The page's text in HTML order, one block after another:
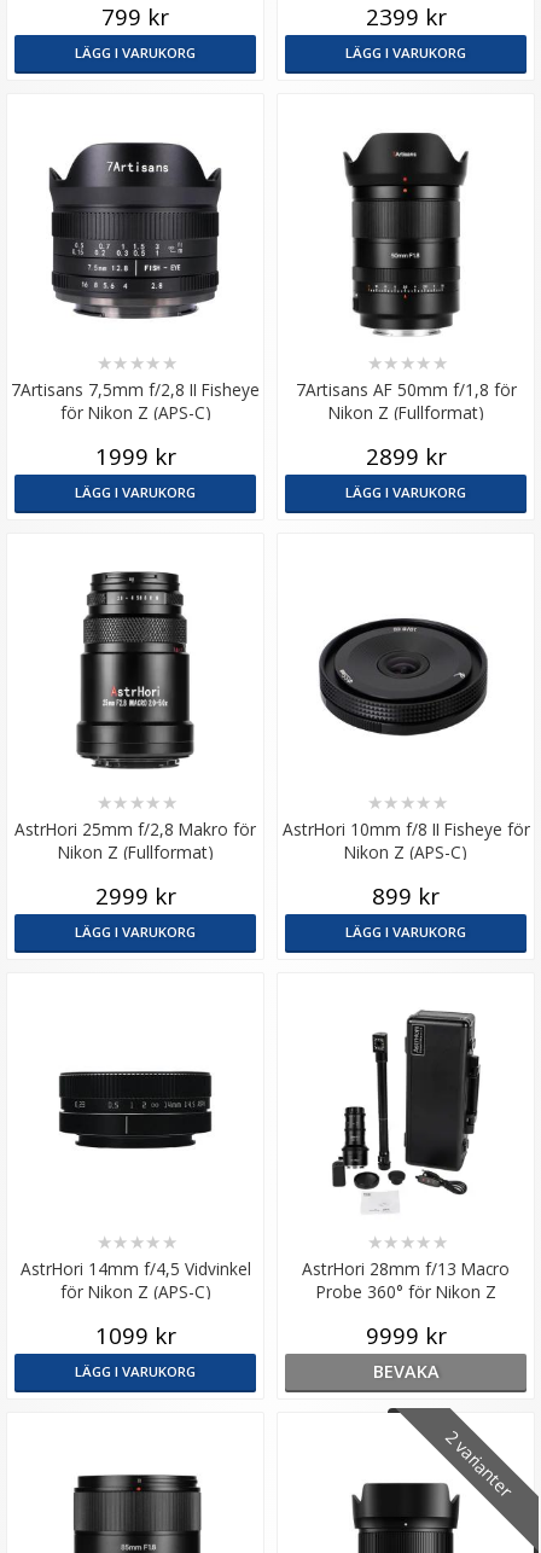
799 kr
LÄGG I VARUKORG
2399 kr
LÄGG I VARUKORG
7Artisans 7,5mm f/2,8 II Fisheye
för Nikon Z (APS-C)
★★ ★★ ★
1999 kr
LÄGG I VARUKORG
7Artisans AF 50mm f/1,8 för
Nikon Z (Fullformat)
★★ ★★ ★
2899 kr
LÄGG I VARUKORG
AstrHori 25mm f/2,8 Makro för
Nikon Z (Fullformat)
★★ ★★ ★
2999 kr
LÄGG I VARUKORG
AstrHori 10mm f/8 II Fisheye för
Nikon Z (APS-C)
★★ ★★ ★
899 kr
LÄGG I VARUKORG
AstrHori 14mm f/4,5 Vidvinkel
för Nikon Z (APS-C)
★★ ★★ ★
1099 kr
LÄGG I VARUKORG
AstrHori 28mm f/13 Macro
Probe 360° för Nikon Z
★★ ★★ ★
9999 kr
BEVAKA
2 varianter